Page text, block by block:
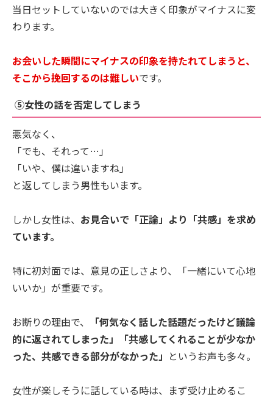
当日セットしていないのでは大きく印象がマイナスに変
わります。
お会いした瞬間にマイナスの印象を持たれてしまうと、
そこから挽回するのは難しいです。
⑤女性の話を否定してしまう
悪気なく、
「でも、それって…」
「いや、僕は違いますね」
と返してしまう男性もいます。
しかし女性は、 お見合いで「正論」より「共感」を求め
ています。
特に初対面では、意見の正しさより、「一緒にいて心地
いいか」が重要です。
お断りの理由で、
「何気なく話した話題だったけど議論
的に返されてしまった」「共感してくれることが少なか
った、共感できる部分がなかった」 というお声も多々。
女性が楽しそうに話している時は、まず受け止めるこ